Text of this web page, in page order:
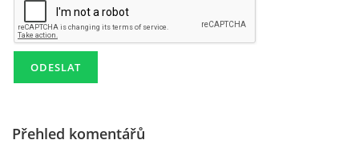
Přehled komentářů